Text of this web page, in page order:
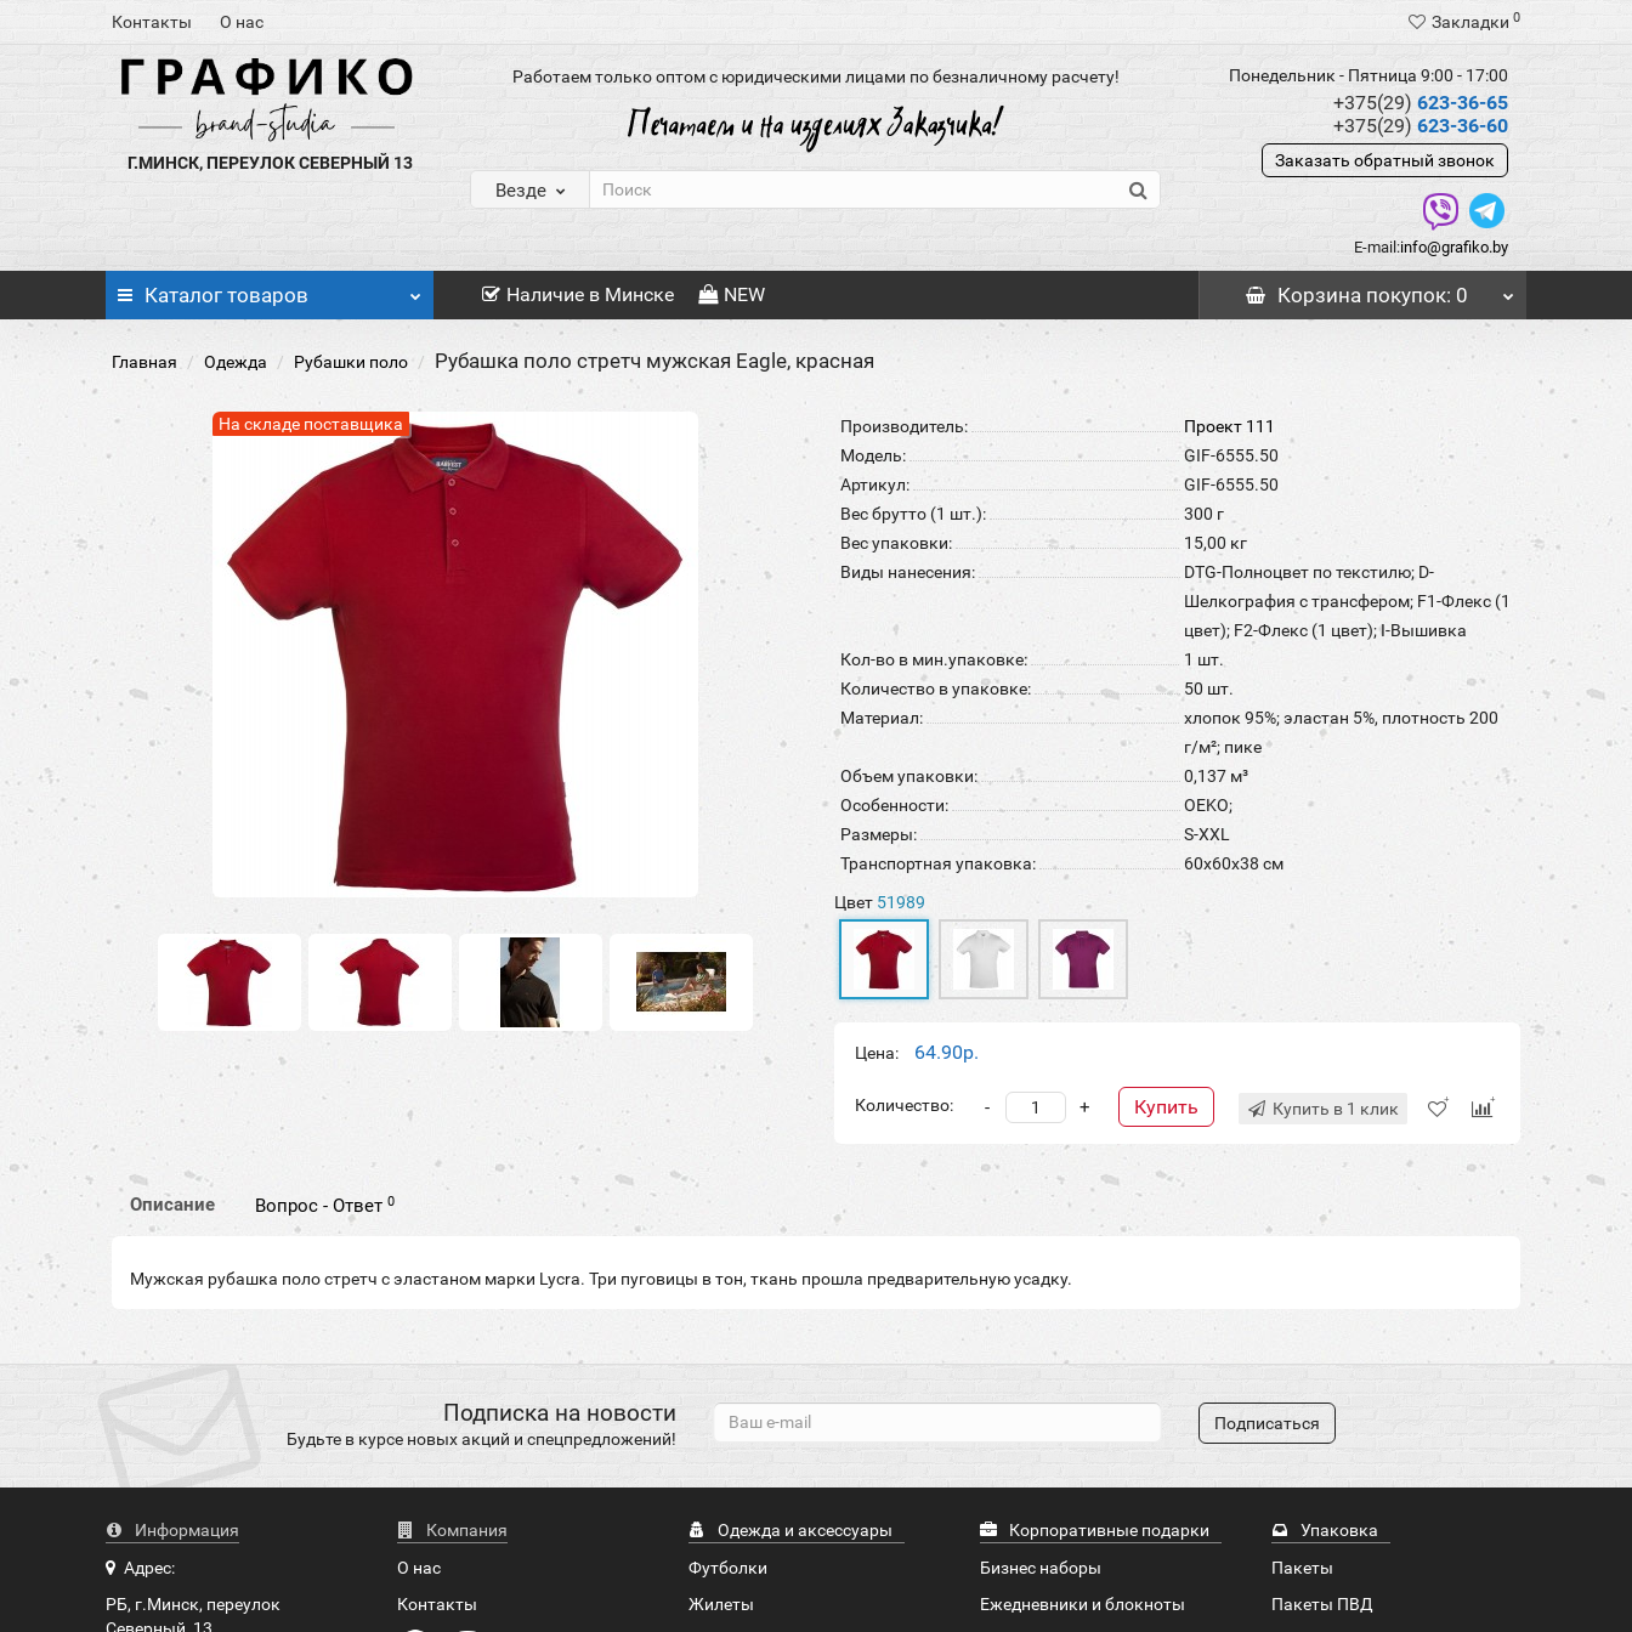
Контакты О нас Закладки 0
Г.МИНСК, ПЕРЕУЛОК СЕВЕРНЫЙ 13
Работаем только оптом с юридическими лицами по безналичному расчету!
Везде
Понедельник - Пятница 9:00 - 17:00
+375(29) 623-36-65
+375(29) 623-36-60
Заказать обратный звонок
E-mail:info@grafiko.by
Каталог товаров Наличие в Минске NEW Корзина покупок: 0
Главная Одежда Рубашки поло Рубашка поло стретч мужская Eagle, красная
На складе поставщика Производитель:
Проект 111
Модель:
GIF-6555.50
Артикул:
GIF-6555.50
Вес брутто (1 шт.):
300 г
Вес упаковки:
15,00 кг
Виды нанесения:
DTG-Полноцвет по текстилю; D-
Шелкография с трансфером; F1-Флекс (1
цвет); F2-Флекс (1 цвет); I-Вышивка
Кол-во в мин.упаковке:
1 шт.
Количество в упаковке:
50 шт.
Материал:
хлопок 95%; эластан 5%, плотность 200
г/м²; пике
Объем упаковки:
0,137 м³
Особенности:
OEKO;
Размеры:
S-XXL
Транспортная упаковка:
60x60x38 см
Цвет 51989
Цена: 64.90р.
Количество: +
- Купить Купить в 1 клик
Описание Вопрос - Ответ0
Мужская рубашка поло стретч с эластаном марки Lycra. Три пуговицы в тон, ткань прошла предварительную усадку.
Подписка на новости
Будьте в курсе новых акций и спецпредложений!
Подписаться
Информация
Адрес:
РБ, г.Минск, переулок
Компания
О нас
Контакты
Одежда и аксессуары
Футболки
Жилеты
Корпоративные подарки
Бизнес наборы
Ежедневники и блокноты
Упаковка
Пакеты
Пакеты ПВД